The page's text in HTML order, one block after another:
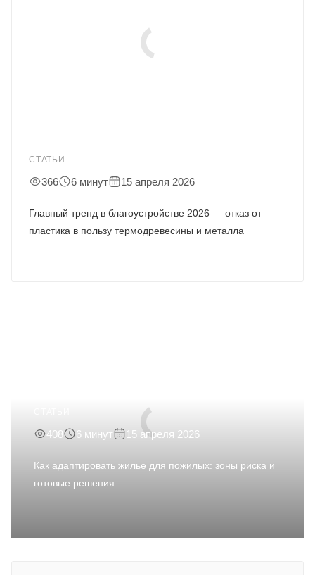
СТАТЬИ
366 6 минут 15 апреля 2026
Главный тренд в благоустройстве 2026 — отказ от
пластика в пользу термодревесины и металла
408 6 минут 15 апреля 2026
Как адаптировать жилье для пожилых: зоны риска и
готовые решения